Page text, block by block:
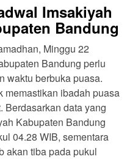
Imsakiyah
Bandung
Minggu 22
Bandung perlu
waktu berbuka puasa.
memastikan ibadah puasa
Berdasarkan data yang
Kabupaten Bandung
04.28 WIB, sementara
akan tiba pada pukul